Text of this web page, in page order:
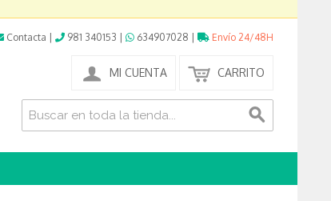
Contacta 981 340153 634907028 Envío 24/48H
MI CUENTA CARRITO